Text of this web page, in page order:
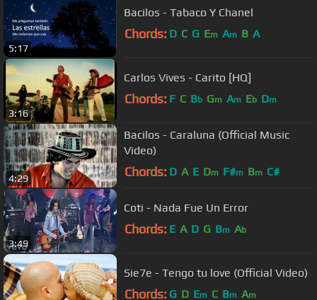
5:17
Bacilos - Tabaco Y Chanel
Chords: D C G Em Am B A
3:16
Carlos Vives - Carito [HQ]
Chords: F C Bb Gm Am Eb Dm
4:29
Bacilos - Caraluna (Official Music
Video)
Chords: D A E Dm F#m Bm C#
3:49
Coti - Nada Fue Un Error
Chords: E A D G Bm Ab
Sie7e - Tengo tu love (Official Video)
Chords: G D Em C Bm Am